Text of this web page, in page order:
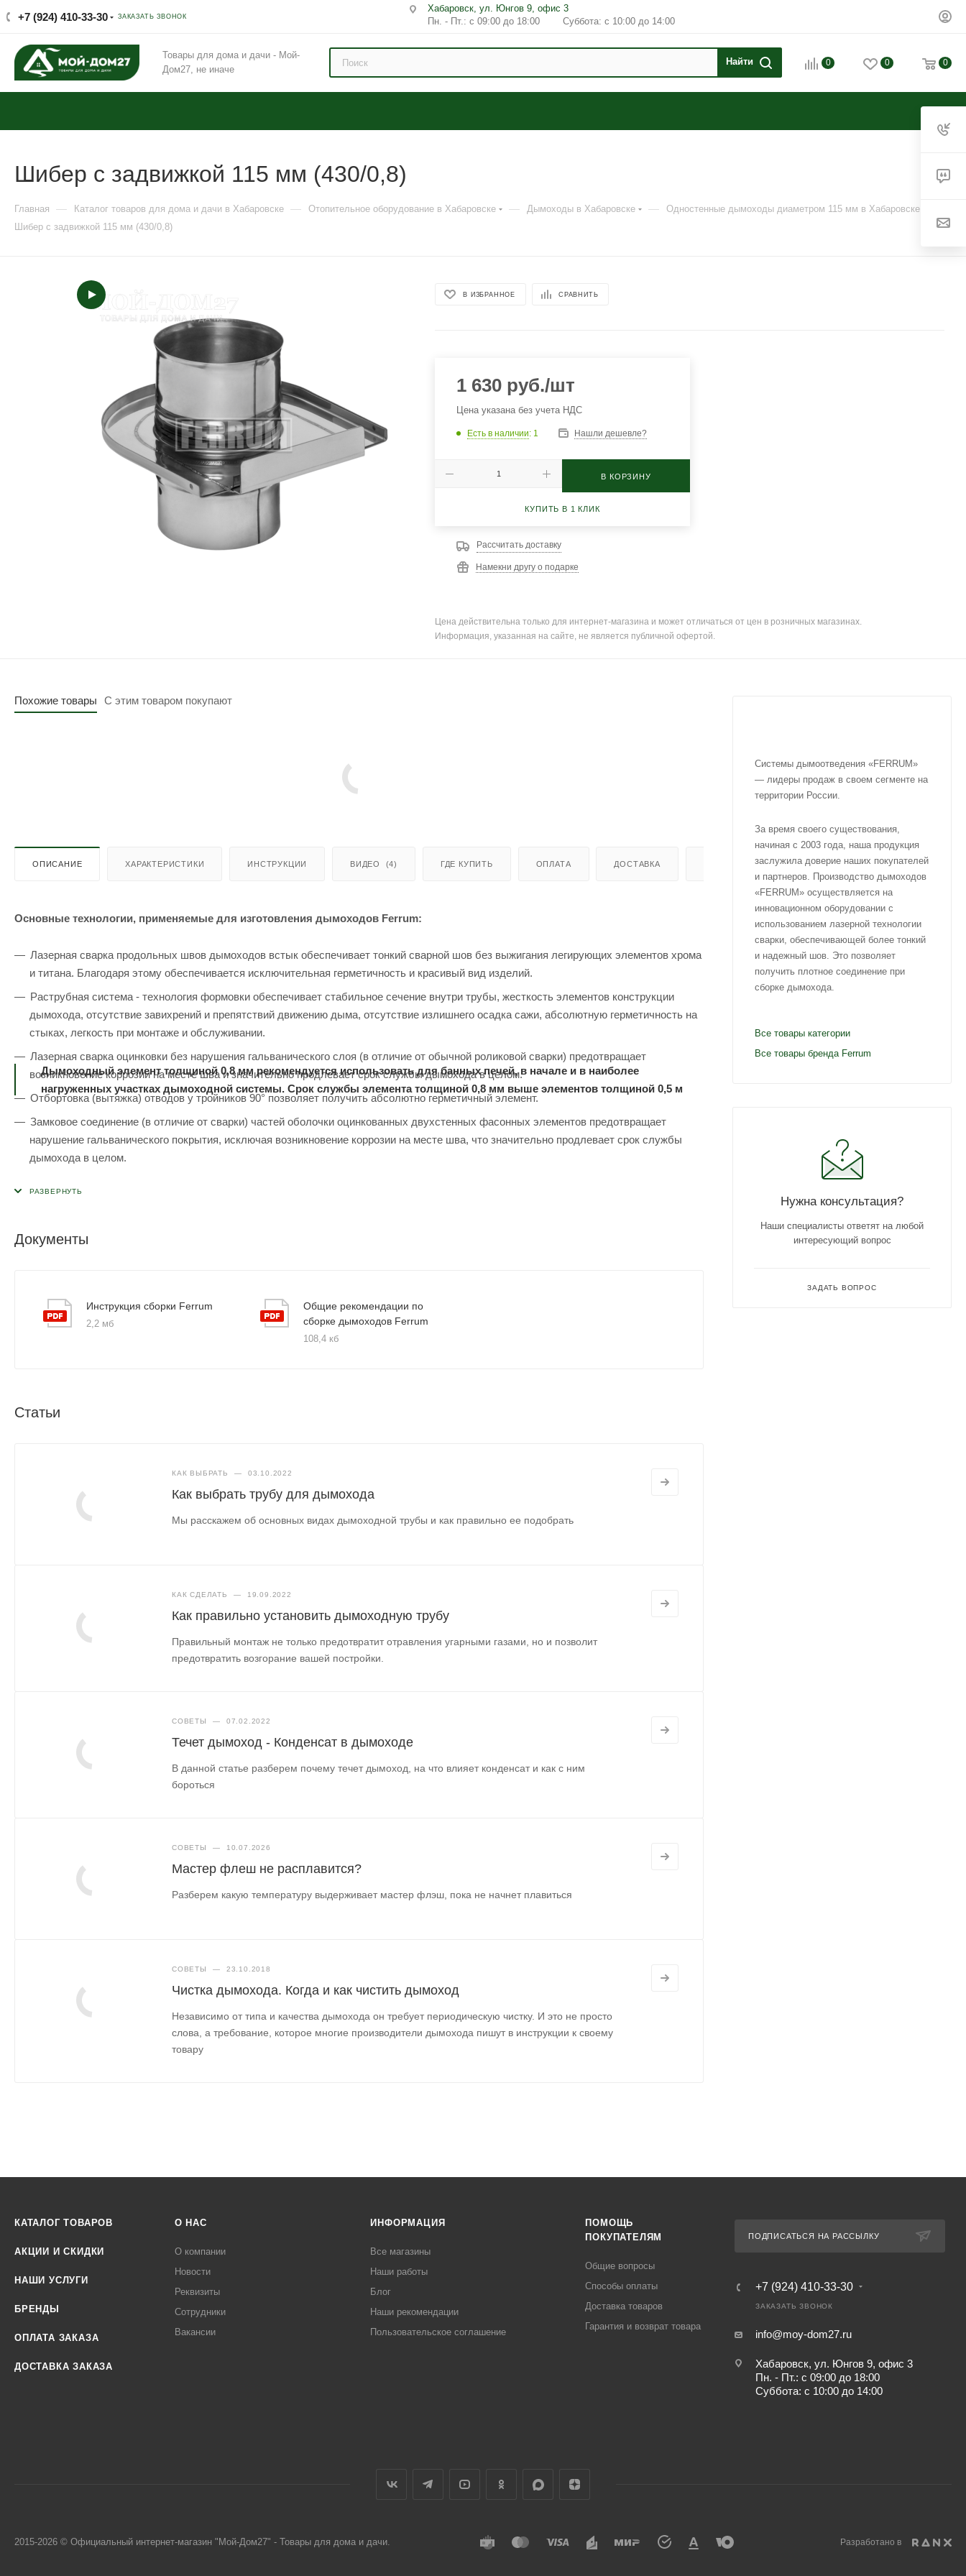
+7 (924) 410-33-30 ЗАКАЗАТЬ ЗВОНОК
Хабаровск, ул. Юнгов 9, офис 3
Пн. - Пт.: с 09:00 до 18:00 Суббота: с 10:00 до 14:00
Товары для дома и дачи - Мой-
Дом27, не иначе
0 0 0
Шибер с задвижкой 115 мм (430/0,8)
Главная — Каталог товаров для дома и дачи в Хабаровске — Отопительное оборудование в Хабаровске — Дымоходы в Хабаровске — Одностенные дымоходы диаметром 115 мм в Хабаровске
Шибер с задвижкой 115 мм (430/0,8)
В ИЗБРАННОЕ СРАВНИТЬ
1 630 руб./шт
Цена указана без учета НДС
Есть в наличии: 1 Нашли дешевле?
В КОРЗИНУ
КУПИТЬ В 1 КЛИК
Рассчитать доставку
Намекни другу о подарке
Цена действительна только для интернет-магазина и может отличаться от цен в розничных магазинах.
Информация, указанная на сайте, не является публичной офертой.
Похожие товары С этим товаром покупают
ОПИСАНИЕ ХАРАКТЕРИСТИКИ ИНСТРУКЦИИ ВИДЕО (4) ГДЕ КУПИТЬ ОПЛАТА ДОСТАВКА
Основные технологии, применяемые для изготовления дымоходов Ferrum:
Лазерная сварка продольных швов дымоходов встык обеспечивает тонкий сварной шов без выжигания легирующих элементов хрома
и титана. Благодаря этому обеспечивается исключительная герметичность и красивый вид изделий.
Раструбная система - технология формовки обеспечивает стабильное сечение внутри трубы, жесткость элементов конструкции
дымохода, отсутствие завихрений и препятствий движению дыма, отсутствие излишнего осадка сажи, абсолютную герметичность на
стыках, легкость при монтаже и обслуживании.
Лазерная сварка оцинковки без нарушения гальванического слоя (в отличие от обычной роликовой сварки) предотвращает
возникновение коррозии на месте шва и значительно продлевает срок службы дымохода в целом.
Отбортовка (вытяжка) отводов у тройников 90° позволяет получить абсолютно герметичный элемент.
Замковое соединение (в отличие от сварки) частей оболочки оцинкованных двухстенных фасонных элементов предотвращает
нарушение гальванического покрытия, исключая возникновение коррозии на месте шва, что значительно продлевает срок службы
дымохода в целом.
Дымоходный элемент толщиной 0,8 мм рекомендуется использовать для банных печей, в начале и в наиболее
нагруженных участках дымоходной системы. Срок службы элемента толщиной 0,8 мм выше элементов толщиной 0,5 м
Документы
Инструкция сборки Ferrum
2,2 мб
Общие рекомендации по
сборке дымоходов Ferrum
108,4 кб
Статьи
КАК ВЫБРАТЬ — 03.10.2022
Как выбрать трубу для дымохода
Мы расскажем об основных видах дымоходной трубы и как правильно ее подобрать
КАК СДЕЛАТЬ — 19.09.2022
Как правильно установить дымоходную трубу
Правильный монтаж не только предотвратит отравления угарными газами, но и позволит
предотвратить возгорание вашей постройки.
СОВЕТЫ — 07.02.2022
Течет дымоход - Конденсат в дымоходе
В данной статье разберем почему течет дымоход, на что влияет конденсат и как с ним
бороться
СОВЕТЫ — 10.07.2026
Мастер флеш не расплавится?
Разберем какую температуру выдерживает мастер флэш, пока не начнет плавиться
СОВЕТЫ — 23.10.2018
Чистка дымохода. Когда и как чистить дымоход
Независимо от типа и качества дымохода он требует периодическую чистку. И это не просто
слова, а требование, которое многие производители дымохода пишут в инструкции к своему
товару
Системы дымоотведения «FERRUM»
— лидеры продаж в своем сегменте на
территории России.
За время своего существования,
начиная с 2003 года, наша продукция
заслужила доверие наших покупателей
и партнеров. Производство дымоходов
«FERRUM» осуществляется на
инновационном оборудовании с
использованием лазерной технологии
сварки, обеспечивающей более тонкий
и надежный шов. Это позволяет
получить плотное соединение при
сборке дымохода.
Все товары категории
Все товары бренда Ferrum
Нужна консультация?
Наши специалисты ответят на любой
интересующий вопрос
ЗАДАТЬ ВОПРОС
КАТАЛОГ ТОВАРОВ
АКЦИИ И СКИДКИ
НАШИ УСЛУГИ
БРЕНДЫ
ОПЛАТА ЗАКАЗА
ДОСТАВКА ЗАКАЗА
О НАС
О компании
Новости
Реквизиты
Сотрудники
Вакансии
ИНФОРМАЦИЯ
Все магазины
Наши работы
Блог
Наши рекомендации
Пользовательское соглашение
ПОМОЩЬ
ПОКУПАТЕЛЯМ
Общие вопросы
Способы оплаты
Доставка товаров
Гарантия и возврат товара
ПОДПИСАТЬСЯ НА РАССЫЛКУ
+7 (924) 410-33-30
ЗАКАЗАТЬ ЗВОНОК
info@moy-dom27.ru
Хабаровск, ул. Юнгов 9, офис 3
Пн. - Пт.: с 09:00 до 18:00
Суббота: с 10:00 до 14:00
2015-2026 © Официальный интернет-магазин "Мой-Дом27" - Товары для дома и дачи. Разработано в